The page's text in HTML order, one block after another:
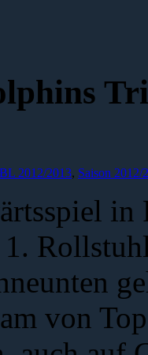
2012/2013, Saison 2012/
in
von